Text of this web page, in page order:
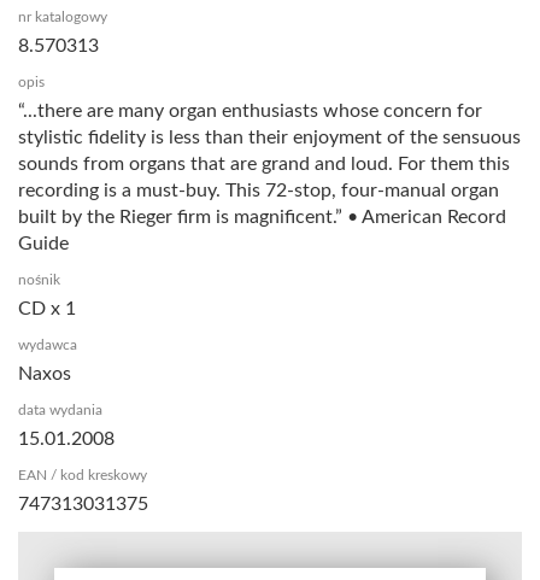
nr katalogowy
8.570313
opis
“...there are many organ enthusiasts whose concern for
stylistic fidelity is less than their enjoyment of the sensuous
sounds from organs that are grand and loud. For them this
recording is a must-buy. This 72-stop, four-manual organ
built by the Rieger firm is magnificent.” • American Record
Guide
nośnik
CD x 1
wydawca
Naxos
data wydania
15.01.2008
EAN / kod kreskowy
747313031375